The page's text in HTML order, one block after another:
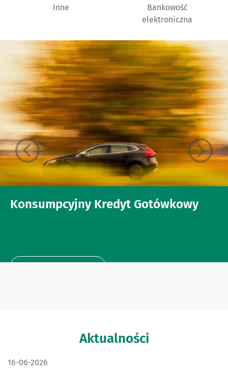
Inne
Bankowość
elektroniczna
Konsumpcyjny Kredyt Gotówkowy
Aktualności
DATA PUBLIKACJI:
16-06-2026